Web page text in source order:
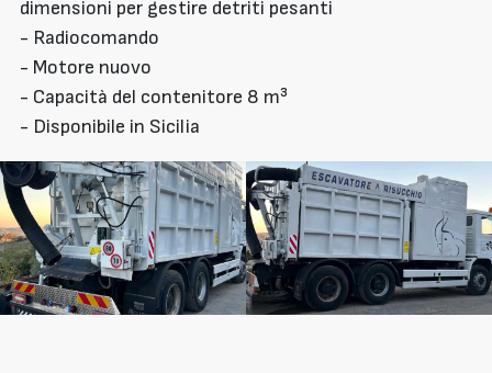
dimensioni per gestire detriti pesanti
- Radiocomando
- Motore nuovo
- Capacità del contenitore 8 m³
- Disponibile in Sicilia